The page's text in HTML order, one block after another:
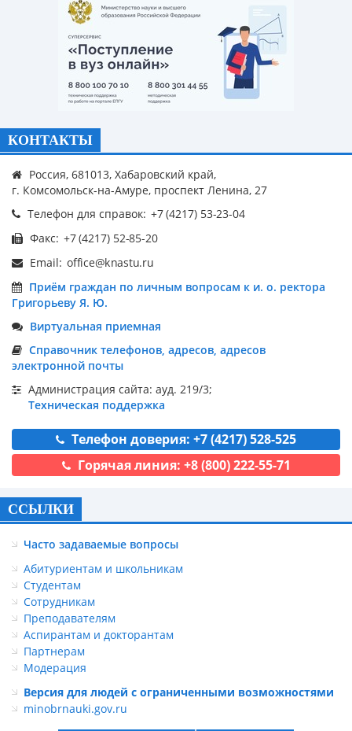
КОНТАКТЫ
Россия, 681013, Хабаровский край,
г. Комсомольск-на-Амуре, проспект Ленина, 27
Телефон для справок:
Факс:
Email:
Приём граждан по личным вопросам к и. о. ректора
Григорьеву Я. Ю.
Виртуальная приемная
Справочник телефонов, адресов, адресов
электронной почты
Администрация сайта: ауд. 219/3;
Техническая поддержка
Телефон доверия: +7 (4217) 528-525
Горячая линия: +8 (800) 222-55-71
ССЫЛКИ
Часто задаваемые вопросы
Абитуриентам и школьникам
Студентам
Сотрудникам
Преподавателям
Аспирантам и докторантам
Партнерам
Модерация
Версия для людей с ограниченными возможностями
minobrnauki.gov.ru